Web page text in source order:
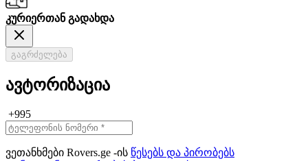
კურიერთან გადახდა
გაგრძელება
ავტორიზაცია
+995
ვეთანხმები Rovers.ge -ის წესებს და პირობებს